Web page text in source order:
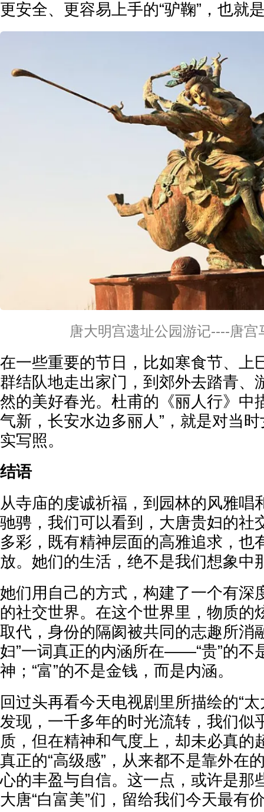
更安全、更容易上手的“驴鞠”，也就
唐大明宫遗址公园游记----唐宫
在一些重要的节日，比如寒食节、上
群结队地走出家门，到郊外去踏青、
然的美好春光。杜甫的《丽人行》中
气新，长安水边多丽人”，就是对当
实写照。
结语
从寺庙的虔诚祈福，到园林的风雅唱
驰骋，我们可以看到，大唐贵妇的社
多彩，既有精神层面的高雅追求，也
放。她们的生活，绝不是我们想象中
她们用自己的方式，构建了一个有深
的社交世界。在这个世界里，物质的
取代，身份的隔阂被共同的志趣所消
妇”一词真正的内涵所在——“贵”的不
神；“富”的不是金钱，而是内涵。
回过头再看今天电视剧里所描绘的“
发现，一千多年的时光流转，我们似
质，但在精神和气度上，却未必真的
真正的“高级感”，从来都不是靠外在
心的丰盈与自信。这一点，或许是那
大唐“白富美”们，留给我们今天最有